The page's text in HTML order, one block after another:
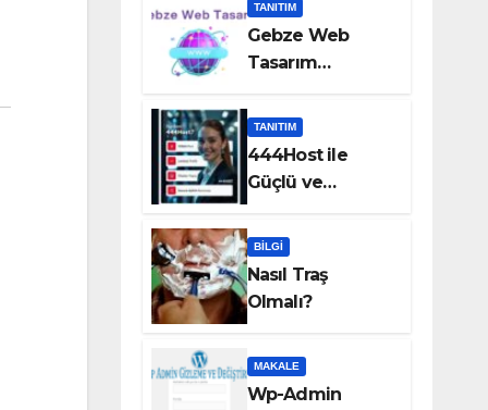
TANITIM
Gebze Web
Tasarım
Bilişim’de!
TANITIM
444Host ile
Güçlü ve
Güvenilir VDS
Sunucu
Çözümleri
BILGI
Nasıl Traş
Olmalı?
MAKALE
Wp-Admin